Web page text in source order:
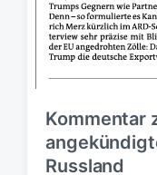
Kommentar
Russland